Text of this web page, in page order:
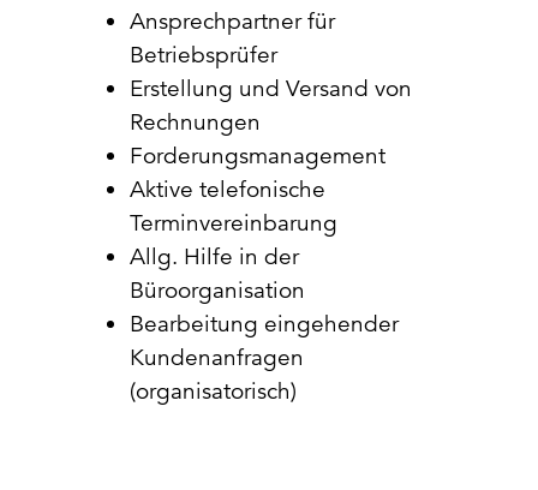
Ansprechpartner für
Betriebsprüfer
Erstellung und Versand von
Rechnungen
Forderungsmanagement
Aktive telefonische
Terminvereinbarung
Allg. Hilfe in der
Büroorganisation
Bearbeitung eingehender
Kundenanfragen
(organisatorisch)